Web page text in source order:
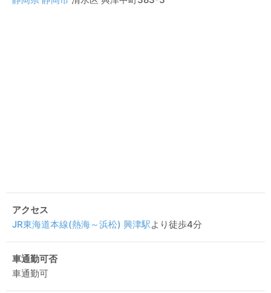
アクセス
JR東海道本線(熱海～浜松) 興津駅より徒歩4分
車通勤可否
車通勤可